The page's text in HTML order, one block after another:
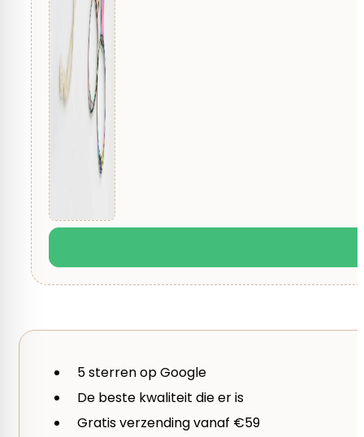
5 sterren op Google
De beste kwaliteit die er is
Gratis verzending vanaf €59